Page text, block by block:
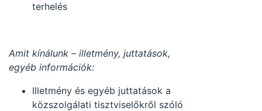
terhelés
Amit kínálunk – illetmény, juttatások,
egyéb információk:
Illetmény és egyéb juttatások a
közszolgálati tisztviselőkről szóló